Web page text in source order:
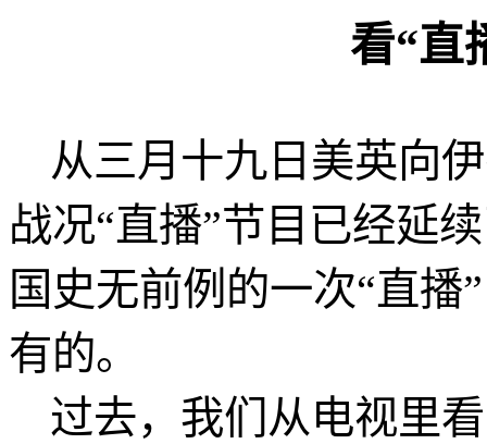
看“直
从三月十九日美英向
战况“直播”节目已经延
国史无前例的一次“直
有的。
过去，我们从电视里